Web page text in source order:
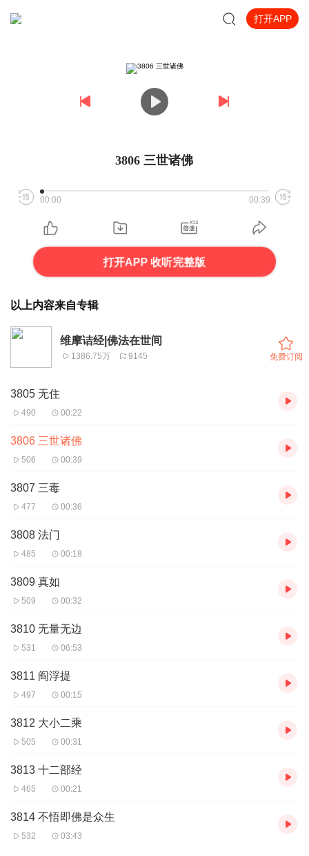
打开APP
3806 三世诸佛
00:00 00:39
打开APP 收听完整版
以上内容来自专辑
维摩诘经|佛法在世间
1386.75万 9145 免费订阅
3805 无住
490 00:22
3806 三世诸佛
506 00:39
3807 三毒
477 00:36
3808 法门
485 00:18
3809 真如
509 00:32
3810 无量无边
531 06:53
3811 阎浮提
497 00:15
3812 大小二乘
505 00:31
3813 十二部经
465 00:21
3814 不悟即佛是众生
532 03:43